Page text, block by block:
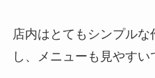
店内はとてもシンプル
し、メニューも見やすい